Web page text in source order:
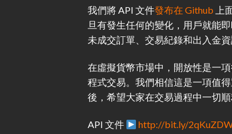
我們將 API 文件發布在 Github 上
旦有發生任何的變化，用戶就能
未成交訂單、交易紀錄和出入金
在虛擬貨幣市場中，開放性是一
程式交易。我們相信這是一項值
後，希望大家在交易過程中一切順
API 文件 http://bit.ly/